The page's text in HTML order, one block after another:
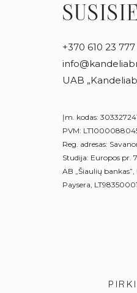
+370 610 23 777
UAB
Įm. kodas:
PVM:
Reg. adresas:
Studija: Europos pr.
AB „Šiaulių
Paysera,